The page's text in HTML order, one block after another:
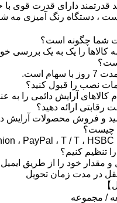
دارای قدرت قوی با حداکثر سرعت
در مدت زمان تحویل
】